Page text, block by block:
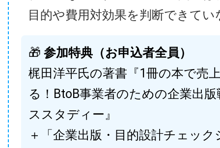
目的や費用対効果を判断できてい
🎁 参加特典（お申込者全員）
梶田洋平氏の著書『1冊の本で売
る！BtoB事業者のための企業出
ススタディー』
＋「企業出版・目的設計チェック